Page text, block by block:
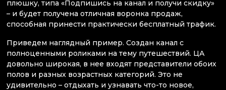
плюшку, типа «Подпишись на канал и получи скидку»
– и будет получена отличная воронка продаж,
способная принести практически бесплатный трафик.
Приведем наглядный пример. Создан канал с
полноценными роликами на тему путешествий. ЦА
довольно широкая, в нее входят представители обоих
полов и разных возрастных категорий. Это не
удивительно – отдыхать и узнавать что-то новое,